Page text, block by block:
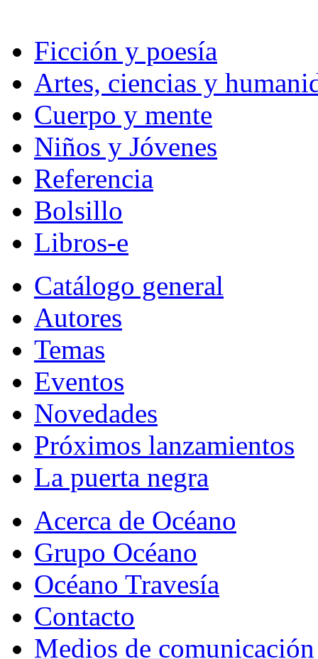
Ficción y poesía
Artes, ciencias y
Cuerpo y mente
Niños y Jóvenes
Referencia
Bolsillo
Libros-e
Catálogo general
Autores
Temas
Eventos
Novedades
Próximos lanzamientos
La puerta negra
Acerca de Océano
Grupo Océano
Océano Travesía
Contacto
Medios de comunicación